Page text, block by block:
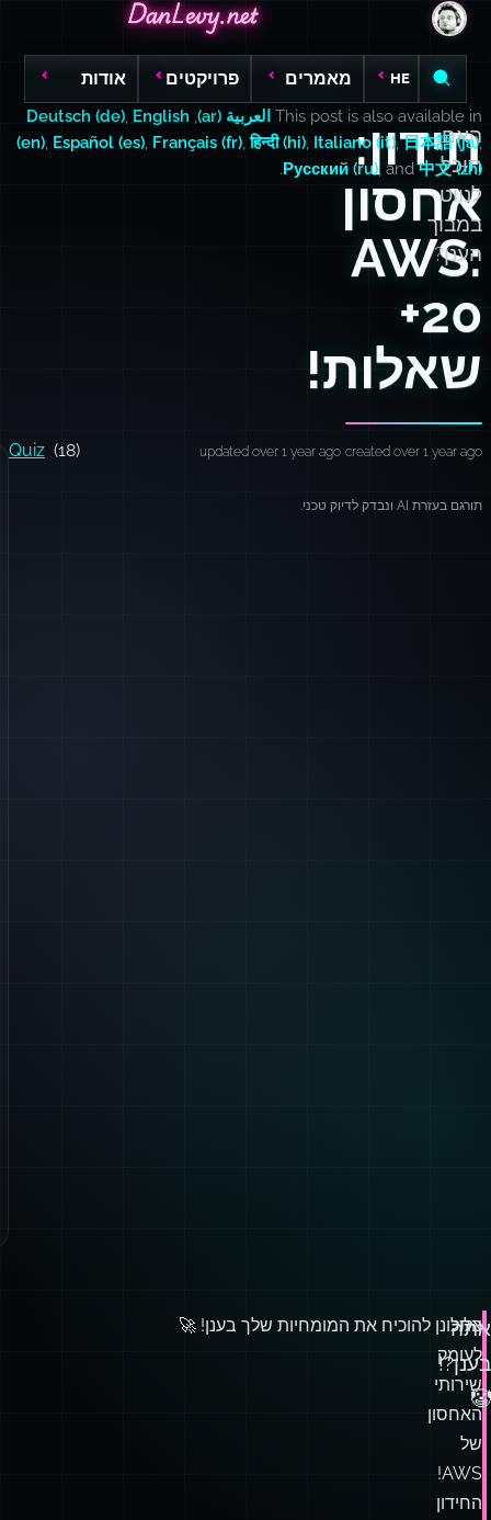
DanLevy.net
DanLevy.net
DanLevy.net
HE מאמרים פרויקטים אודות
חידון:
אחסון
AWS:
20+
שאלות!
האם
תוכל
לנווט
במבוך
הענן?
This post is also available in العربية (ar) ,
Deutsch (de), English
(en), Español (es), Français (fr),हिन्दी (hi), Italiano (it),日本語 (ja),
Русский (ru), and中文 (zh)
.
created over 1 year ago
updated over 1 year ago
Quiz (18)
תורגם בעזרת AI ונבדק לדיוק טכני.
אתה
בענן?!
🤡
צלול
לעומק
שירותי
האחסון
של
AWS!
החידון
התכונן להוכיח את המומחיות שלך בענן! 🚀